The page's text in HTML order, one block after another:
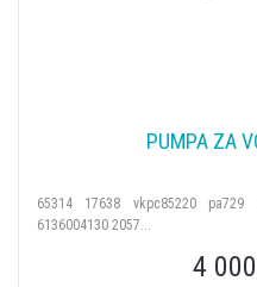
PUMPA ZA
65314 17638 vkpc85220
6136004130 2057...
4